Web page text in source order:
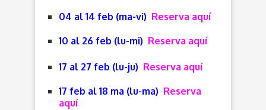
04 al 14 feb (ma-vi) Reserva aquí
10 al 26 feb (lu-mi) Reserva aquí
17 al 27 feb (lu-ju) Reserva aquí
17 feb al 18 ma (lu-ma) Reserva
aquí